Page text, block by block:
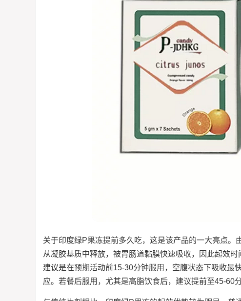
关于印度绿P果冻提前多久吃，这是该产品的一大亮点
从凝胶基质中释放，被胃肠道黏膜快速吸收，因此起效
建议是在预期活动前15-30分钟服用，空腹状态下吸收最
应。若餐后服用，尤其是高脂饮食后，建议提前至45-60